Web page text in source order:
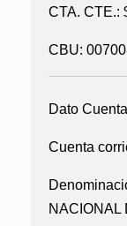
CTA. CTE.:
CBU:
Dato
Cuenta
NACIONAL